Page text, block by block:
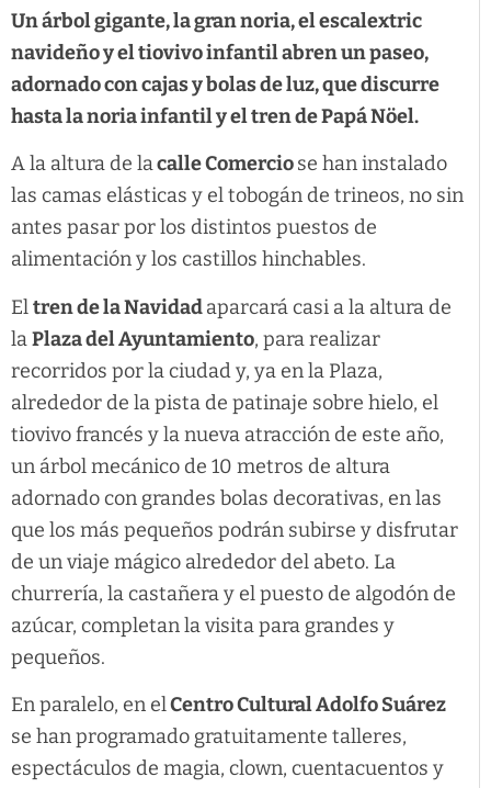
Un árbol gigante, la gran noria, el escalextric
navideño y el tiovivo infantil abren un paseo,
adornado con cajas y bolas de luz, que discurre
hasta la noria infantil y el tren de Papá Nöel.
A la altura de lacalle Comerciose han instalado
las camas elásticas y el tobogán de trineos, no sin
antes pasar por los distintos puestos de
alimentación y los castillos hinchables.
Eltren de la Navidadaparcará casi a la altura de
laPlaza del Ayuntamiento, para realizar
recorridos por la ciudad y, ya en la Plaza,
alrededor de la pista de patinaje sobre hielo, el
tiovivo francés y la nueva atracción de este año,
un árbol mecánico de 10 metros de altura
adornado con grandes bolas decorativas, en las
que los más pequeños podrán subirse y disfrutar
de un viaje mágico alrededor del abeto. La
churrería, la castañera y el puesto de algodón de
azúcar, completan la visita para grandes y
pequeños.
En paralelo, en elCentro Cultural Adolfo Suárez
se han programado gratuitamente talleres,
espectáculos de magia, clown, cuentacuentos y